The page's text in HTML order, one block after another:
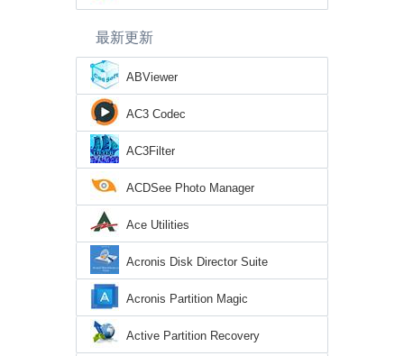
最新更新
ABViewer
AC3 Codec
AC3Filter
ACDSee Photo Manager
Ace Utilities
Acronis Disk Director Suite
Acronis Partition Magic
Active Partition Recovery